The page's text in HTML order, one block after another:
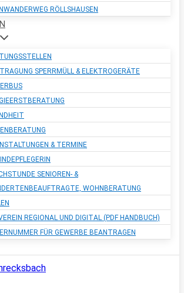
RÖLLSHAUSEN
SPERRMÜLL & ELEKTROGERÄTE
& TERMINE
SENIOREN- &
WOHNBERATUNG
REGIONAL UND DIGITAL (PDF HANDBUCH)
FÜR GEWERBE BEANTRAGEN